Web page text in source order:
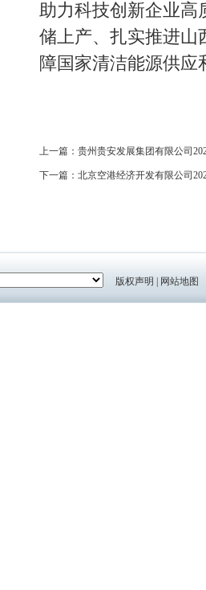
助力科技创新企业高
储上产、扎实推进山
障国家清洁能源供
上一篇： 贵州贵安发展集团有限公司
下一篇： 北京空港经济开发有限公司
版权声明 网站地图